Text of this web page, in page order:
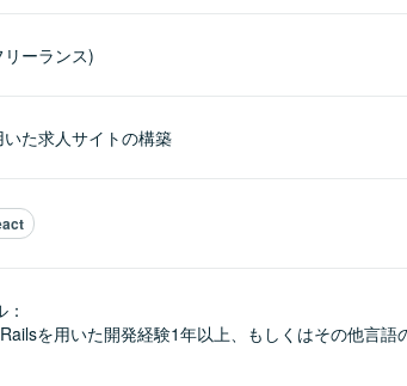
ーランス)
いた求人サイトの構築
を用いた開発経験1年以上、もしくはその他言語